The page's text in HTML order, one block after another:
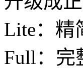
Lite：精
Full：完